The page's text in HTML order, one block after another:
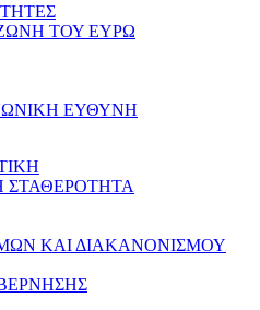
ΤΟΥ ΕΥΡΩ
ΕΥΘΥΝΗ
ΣΤΑΘΕΡΟΤΗΤΑ
ΚΑΙ ΔΙΑΚΑΝΟΝΙΣΜΟΥ